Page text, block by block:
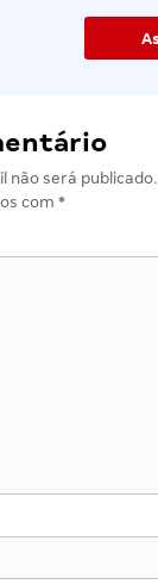
não será publicado.
com *